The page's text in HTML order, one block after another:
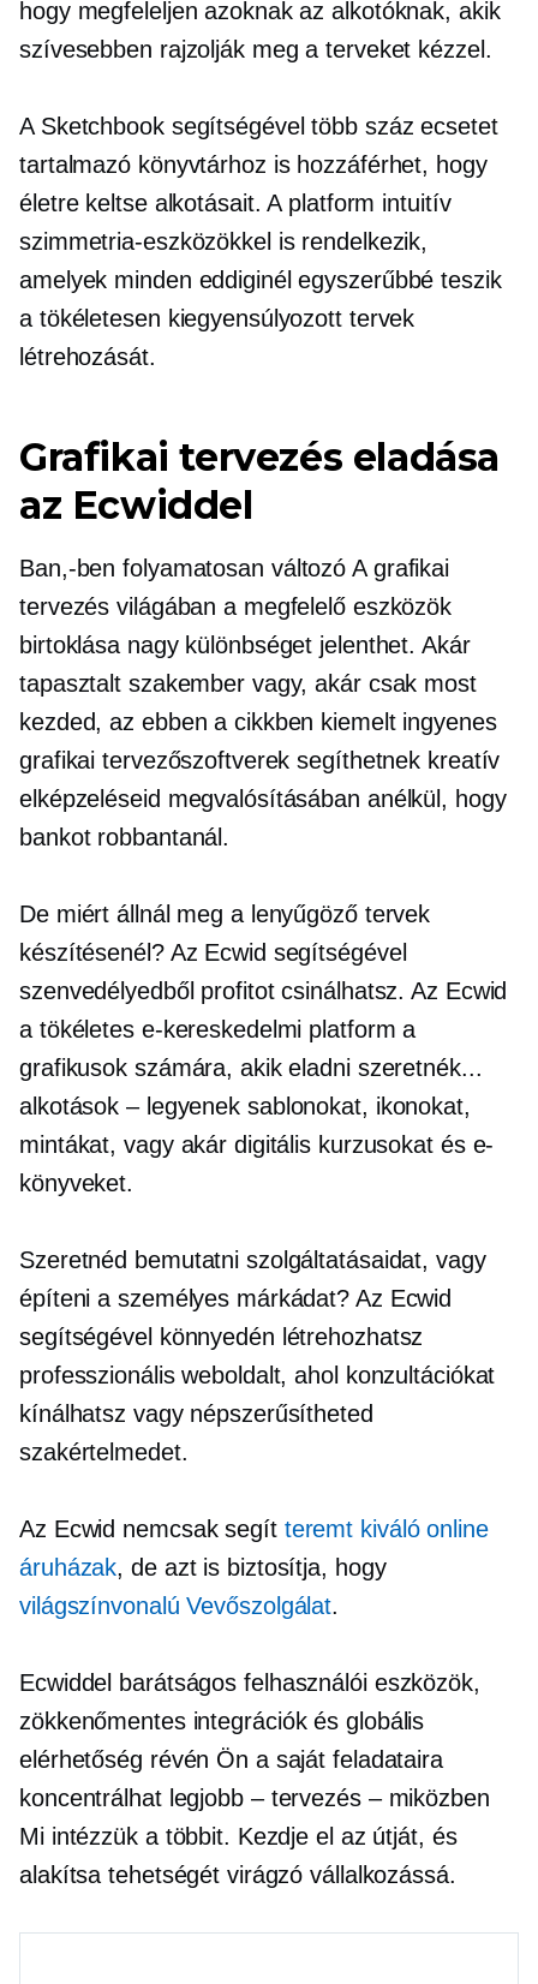
hogy megfeleljen azoknak az alkotóknak, akik
szívesebben rajzolják meg a terveket kézzel.
A Sketchbook segítségével több száz ecsetet
tartalmazó könyvtárhoz is hozzáférhet, hogy
életre keltse alkotásait. A platform intuitív
szimmetria-eszközökkel is rendelkezik,
amelyek minden eddiginél egyszerűbbé teszik
a tökéletesen kiegyensúlyozott tervek
létrehozását.
Grafikai tervezés eladása
az Ecwiddel
Ban,-benfolyamatosan változó A grafikai
tervezés világában a megfelelő eszközök
birtoklása nagy különbséget jelenthet. Akár
tapasztalt szakember vagy, akár csak most
kezded, az ebben a cikkben kiemelt ingyenes
grafikai tervezőszoftverek segíthetnek kreatív
elképzeléseid megvalósításában anélkül, hogy
bankot robbantanál.
De miért állnál meg a lenyűgöző tervek
készítésenél? Az Ecwid segítségével
szenvedélyedből profitot csinálhatsz. Az Ecwid
a tökéletes e-kereskedelmi platform a
grafikusok számára, akik eladni szeretnék...
alkotások – legyenek sablonokat, ikonokat,
mintákat, vagy akár digitális kurzusokat és e-
könyveket.
Szeretnéd bemutatni szolgáltatásaidat, vagy
építeni a személyes márkádat? Az Ecwid
segítségével könnyedén létrehozhatsz
professzionális weboldalt, ahol konzultációkat
kínálhatsz vagy népszerűsítheted
szakértelmedet.
Az Ecwid nemcsak segít teremt kiválóonline
áruházak, de azt is biztosítja, hogy
világszínvonalú Vevőszolgálat.
Ecwiddel barátságos felhasználóieszközök,
zökkenőmentes integrációk és globális
elérhetőség révén Ön a saját feladataira
koncentrálhat legjobb – tervezés – miközben
Mi intézzük a többit. Kezdje el az útját, és
alakítsa tehetségét virágzó vállalkozássá.